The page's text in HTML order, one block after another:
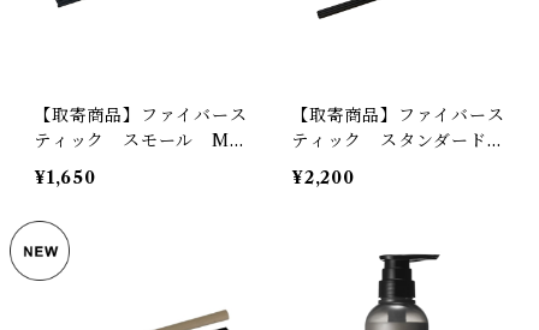
【取寄商品】ファイバース
ティック スモール MA
X BENJAMIN ILUM C
OLLECTION
¥1,650
【取寄商品】ファイバース
ティック スタンダード
MAX BENJAMIN ILU
M COLLECTION
¥2,200